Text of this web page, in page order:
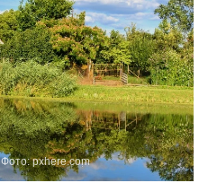
Фото:pxhere.com